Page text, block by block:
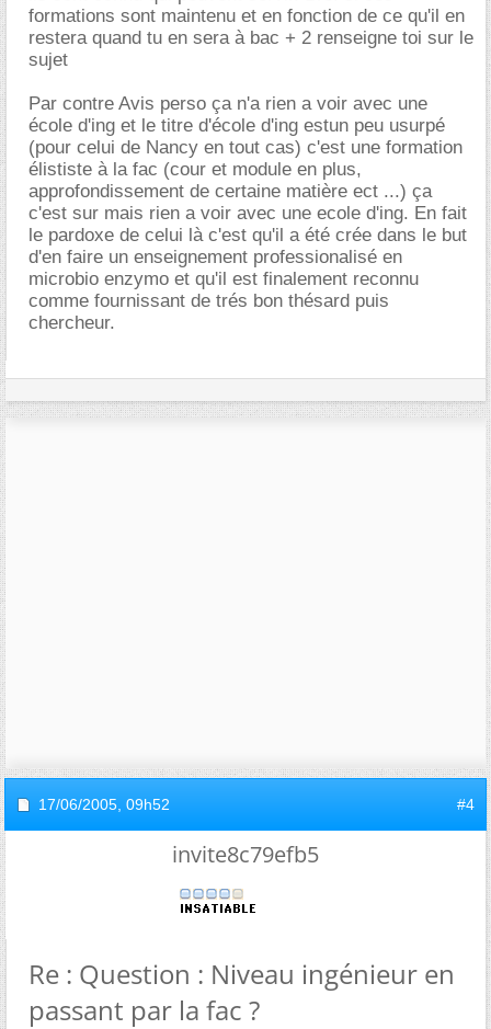
formations sont maintenu et en fonction de ce qu'il en
restera quand tu en sera à bac + 2 renseigne toi sur le
sujet
Par contre Avis perso ça n'a rien a voir avec une
école d'ing et le titre d'école d'ing estun peu usurpé
(pour celui de Nancy en tout cas) c'est une formation
élististe à la fac (cour et module en plus,
approfondissement de certaine matière ect ...) ça
c'est sur mais rien a voir avec une ecole d'ing. En fait
le pardoxe de celui là c'est qu'il a été crée dans le but
d'en faire un enseignement professionalisé en
microbio enzymo et qu'il est finalement reconnu
comme fournissant de trés bon thésard puis
chercheur.
17/06/2005, 09h52 #4
invite8c79efb5
Re : Question : Niveau ingénieur en
passant par la fac ?